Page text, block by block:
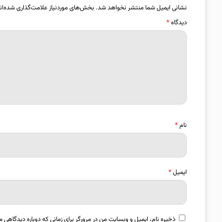
نشانی ایمیل شما منتشر نخواهد شد. بخش‌های موردنیاز علامت‌گذاری
دیدگاه*
نام*
ایمیل*
ذخیره نام، ایمیل و وبسایت من در مرورگر برای زمانی که دوباره